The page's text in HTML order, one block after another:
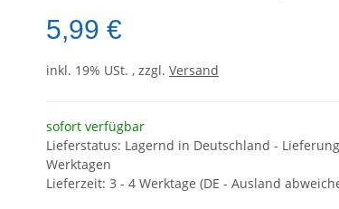
5,99 €
inkl. 19% USt. , zzgl. Versand
sofort verfügbar
Lieferstatus: Lagernd in Deutschland -
Werktagen
Lieferzeit: 3 - 4 Werktage (DE - Ausland